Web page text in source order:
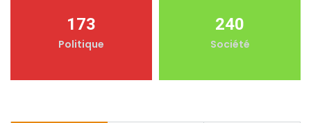
173
Politique
240
Société